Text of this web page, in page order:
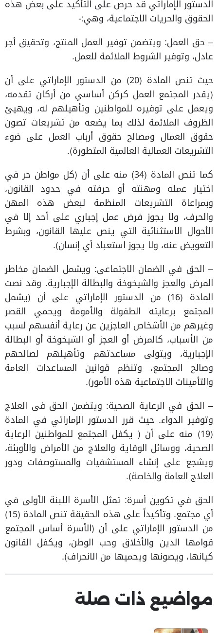
الدستور الإماراتي قد حرص على التأكيد على بعض هذه
الحقوق والحريات الاجتماعية، وهي:-
– حق العمل: ويتضمن توفير العمل المنتج، وتحقيق أجر
عادل، وتوفير الشروط الملائمة للعمل.
حيث تنص المادة (20) من الدستور الإماراتي على أن
(يقدر المجتمع العمل كركن أساسي من أركان تقدمه،
ويعمل على توفيره للمواطنين وتأهيلهم له، ويهيئ
الظروف الملائمة لذلك بما يضعه من تشريعات تصون
حقوق العمال ومصالح حقوق أرباب العمل على ضوء
التشريعات العمالية العالمية المتطورة).
كما تنص المادة (34) منه على أن (كل مواطن حر في
اختيار عمله ومهنته أو حرفته في حدود القانون،
وبمراعاة التشريعات المنظمة لبعض هذه المهن
والحرف، ولا يجوز فرض عمل إجباري على أحد إلا في
الأحوال الاستثنائية التي ينص عليها القانون، وبشرط
التعويض عنه، ولا يجوز استعباد أي إنسان).
– الحق في الضمان الاجتماعى: ويشمل الضمان مخاطر
المرض والعجز والشيخوخة والبطالة الإجبارية. وقد نصت
المادة (16) من الدستور الإماراتي على أن (يشمل
المجتمع برعايته الطفولة والأمومة ويحمي القصر
وغيرهم من الأشخاص العاجزين عن رعاية أنفسهم لسبب
من الأسباب، كالمرض أو العجز أو الشيخوخة أو البطالة
الإجبارية، ويتولى مساعدتهم وتأهيلهم لصالحهم
وصالح المجتمع، وتنظم قوانين المساعدات العامة
والتأمينات الاجتماعية هذه الأمور).
– الحق في الرعاية الصحية: ويتضمن الحق فى العلاج
وتوفير الدواء. حيث قرر الدستور الإماراتي في المادة
(19) منه على أن ( يكفل المجتمع للمواطنين الرعاية
الصحية، ووسائل الوقاية والعلاج من الأمراض والأوبئة،
ويشجع على إنشاء المستشفيات والمستوصفات ودور
العلاج العامة والخاصة).
الحق في تكوين أسرة: تمثل الأسرة اللبنة الأولى في
أي مجتمع. وتأكيداً على هذه الحقيقة تنص المادة (15)
من الدستور الإماراتي على أن (الأسرة أساس المجتمع
قوامها الدين والأخلاق وحب الوطن، ويكفل القانون
كيانها، ويصونها ويحميها من الانحراف).​
مواضيع ذات صلة